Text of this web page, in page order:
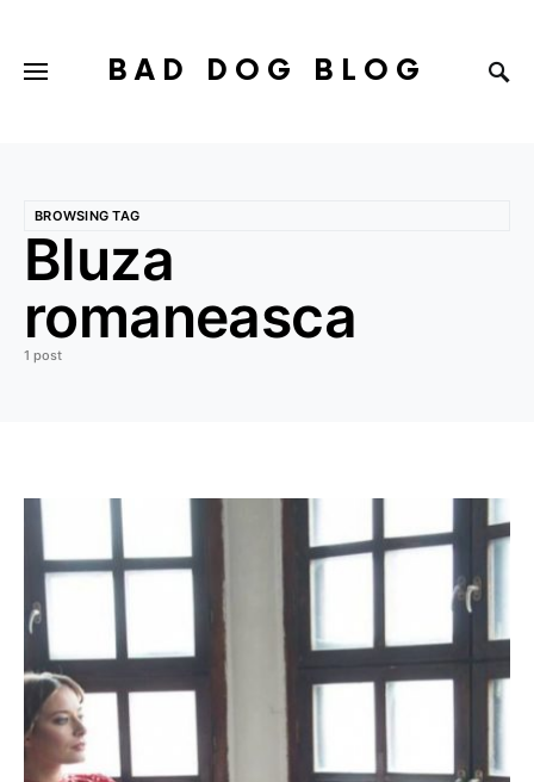
BAD DOG BLOG
BROWSING TAG
Bluza
romaneasca
1 post